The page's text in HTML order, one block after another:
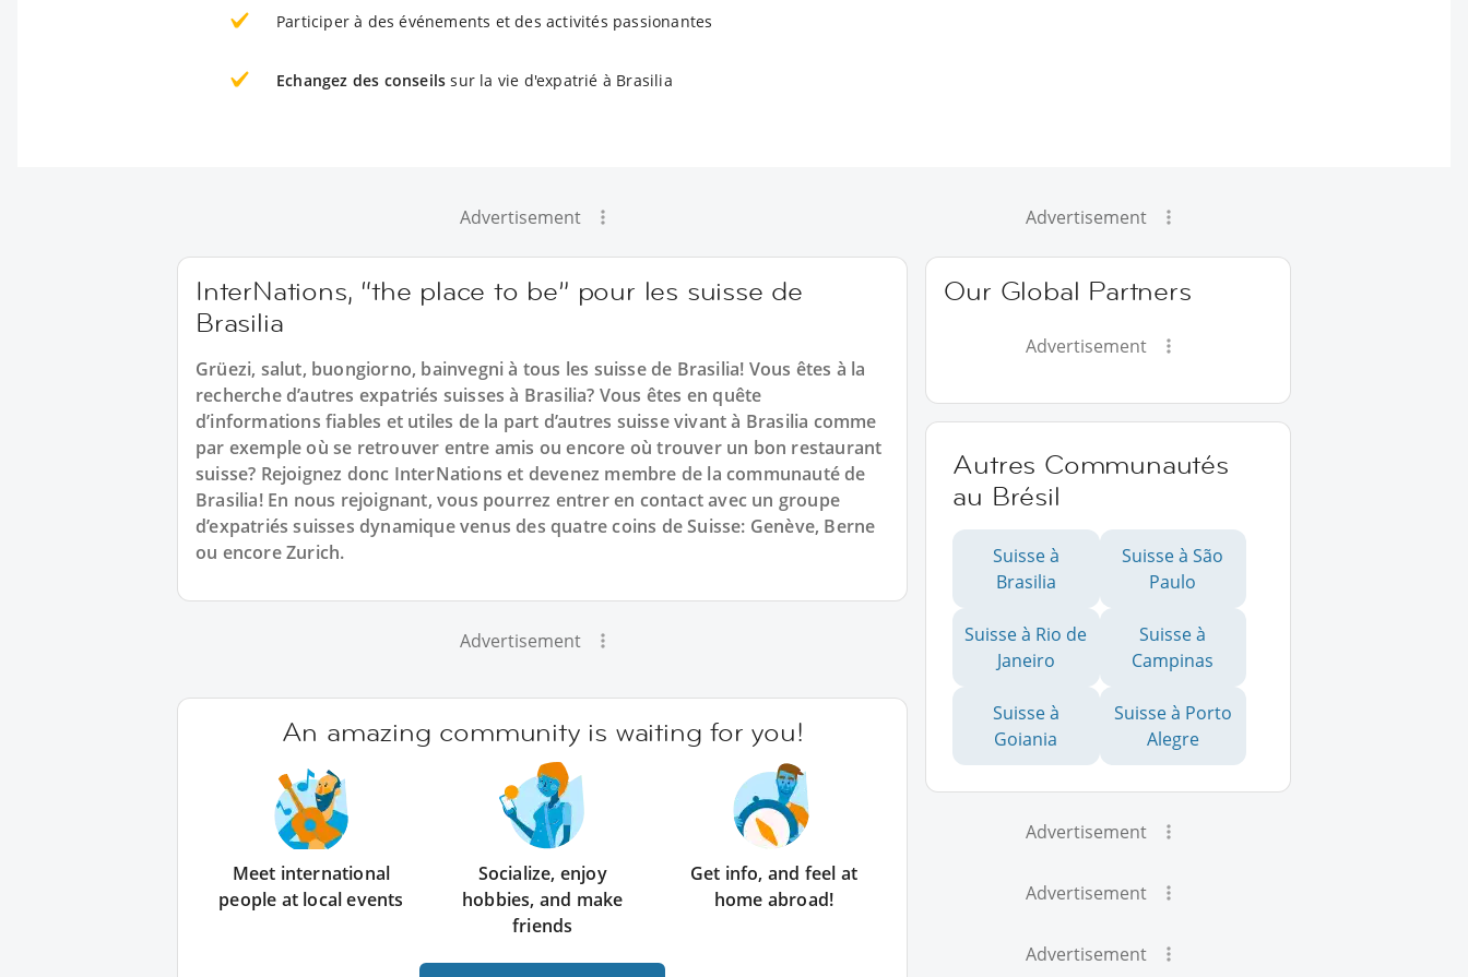
Participer à des événements et des activités passionantes
Echangez des conseils sur la vie d'expatrié à Brasilia
Advertisement
InterNations, “the place to be” pour les suisse de
Brasilia
Grüezi, salut, buongiorno, bainvegni à tous les suisse de Brasilia! Vous êtes à la
recherche d’autres expatriés suisses à Brasilia? Vous êtes en quête
d’informations fiables et utiles de la part d’autres suisse vivant à Brasilia comme
par exemple où se retrouver entre amis ou encore où trouver un bon restaurant
suisse? Rejoignez donc InterNations et devenez membre de la communauté de
Brasilia! En nous rejoignant, vous pourrez entrer en contact avec un groupe
d’expatriés suisses dynamique venus des quatre coins de Suisse: Genève, Berne
ou encore Zurich.
Advertisement
An amazing community is waiting for you!
Meet international
people at local events
Socialize, enjoy
hobbies, and make
friends
Get info, and feel at
home abroad!
Advertisement
Our Global Partners
Advertisement
Autres Communautés
au Brésil
Suisse à
Brasilia
Suisse à São
Paulo
Suisse à Rio de
Janeiro
Suisse à
Campinas
Suisse à
Goiania
Suisse à Porto
Alegre
Advertisement
Advertisement
Advertisement